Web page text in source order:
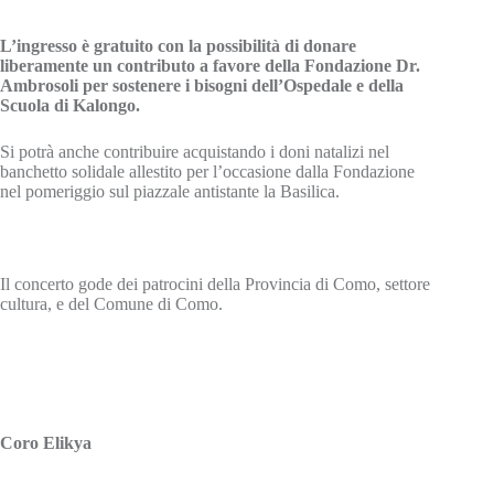
L’ingresso è gratuito con la possibilità di donare
liberamente un contributo a favore della Fondazione Dr.
Ambrosoli per sostenere i bisogni dell’Ospedale e della
Scuola di Kalongo.
Si potrà anche contribuire acquistando i doni natalizi nel
banchetto solidale allestito per l’occasione dalla Fondazione
nel pomeriggio sul piazzale antistante la Basilica.
Il concerto gode dei patrocini della Provincia di Como, settore
cultura, e del Comune di Como.
Coro Elikya